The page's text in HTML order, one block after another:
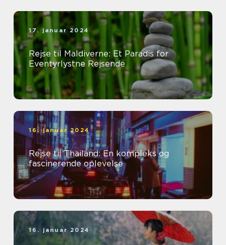
17. januar 2024
Rejse til Maldiverne: Et Paradis for
Eventyrlystne Rejsende
16. januar 2024
Rejse til Thailand: En kompleks og
fascinerende oplevelse
16. januar 2024